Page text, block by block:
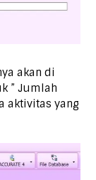
akan di
” Jumlah
aktivitas yang